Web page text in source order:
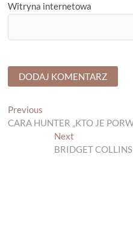
Witryna internetowa
Nawigacja
wpisu
Previous
post:
CARA HUNTER „KTO JE
NextNext
post:
BRIDGET